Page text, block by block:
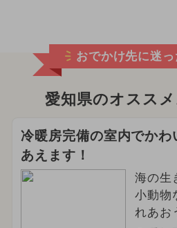
おでかけ先に迷っ
愛知県のオスス
冷暖房完備の室内でか
あえます！
海の生
小動物
れあお